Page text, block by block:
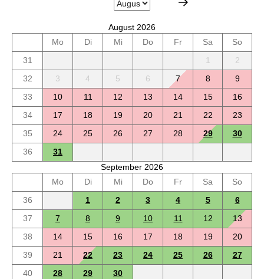
August 2026
Mo
Di Mi Do Fr Sa
So
31
1
2
32
3 4 5 6 7 8
9
33
10 11 12 13 14 15
16
34
17 18 19 20 21 22
23
35
24 25 26 27 28 29
30
36
31
September 2026
Mo
Di Mi Do Fr Sa
So
36
1 2 3 4 5
6
37
7 8 9 10 11 12
13
38
14 15 16 17 18 19
20
39
21 22 23 24 25 26
27
40
28 29
30